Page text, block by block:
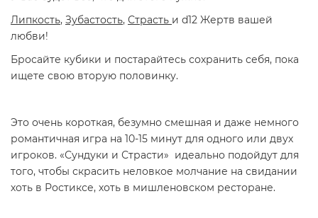
Липкость, Зубастость, Страсть и d12 Жертв вашей
любви!
Бросайте кубики и постарайтесь сохранить себя, пока
ищете свою вторую половинку.
Это очень короткая, безумно смешная и даже немного
романтичная игра на 10-15 минут для одного или двух
игроков. «Сундуки и Страсти» идеально подойдут для
того, чтобы скрасить неловкое молчание на свидании
хоть в Ростиксе, хоть в мишленовском ресторане.